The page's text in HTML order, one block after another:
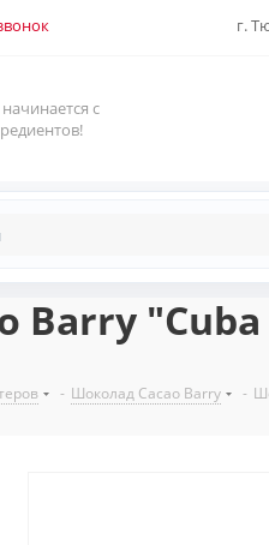
г.
начинается с
Barry
- Шоколад Cacao Barry -